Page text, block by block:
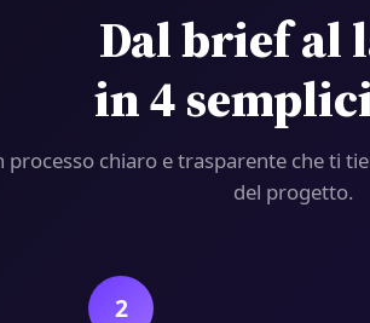
Dal brief al
in 4
processo chiaro e trasparente che ti
del progetto.
2